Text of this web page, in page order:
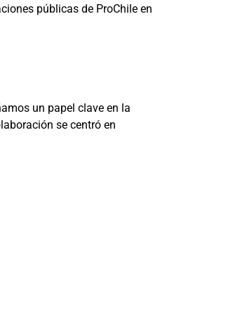
públicas de ProChile en
un papel clave en la
se centró en